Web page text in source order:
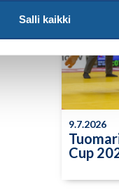
Salli kaikki
9.7.2026
Cup